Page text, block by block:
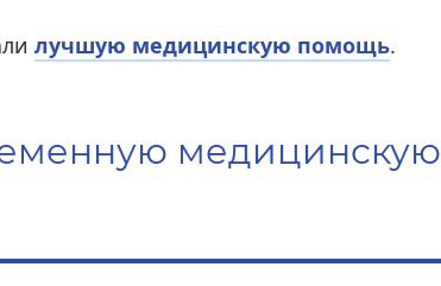
лучшую медицинскую помощь.
медицинскую